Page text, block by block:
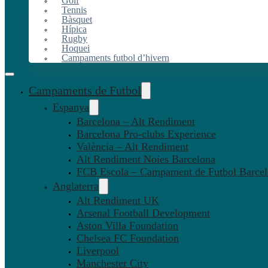
Tennis
Bàsquet
Hípica
Rugby
Hoquei
Campaments futbol d’hivern
Campaments de Futbol
Espanya
Barcelona – Alt Rendiment
Barcelona Pro-clubs Experience
València – Alt Rendiment
Alt Rendiment Noies Barcelona
FCB Escola – Campament de Futbol
Anglaterra
Alt Rendiment UK
Arsenal Football Development
Aston Villa Foundation
Chelsea FC Foundation
Liverpool
Manchester City